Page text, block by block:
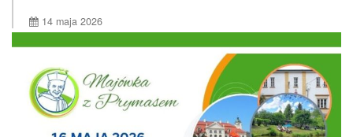
14 maja 2026